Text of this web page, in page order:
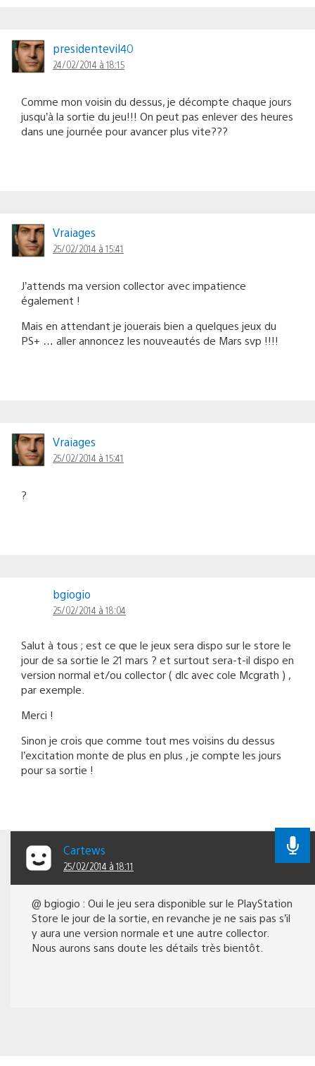
presidentevil40
24/02/2014 à 18:15
Comme mon voisin du dessus, je décompte chaque jours
jusqu’à la sortie du jeu!!! On peut pas enlever des heures
dans une journée pour avancer plus vite???
Vraiages
25/02/2014 à 15:41
J’attends ma version collector avec impatience
également !
Mais en attendant je jouerais bien a quelques jeux du
PS+ … aller annoncez les nouveautés de Mars svp !!!!
Vraiages
25/02/2014 à 15:41
?
bgiogio
25/02/2014 à 18:04
Salut à tous ; est ce que le jeux sera dispo sur le store le
jour de sa sortie le 21 mars ? et surtout sera-t-il dispo en
version normal et/ou collector ( dlc avec cole Mcgrath ) ,
par exemple.
Merci !
Sinon je crois que comme tout mes voisins du dessus
l’excitation monte de plus en plus , je compte les jours
pour sa sortie !
Cartews
25/02/2014 à 18:11
@ bgiogio : Oui le jeu sera disponible sur le PlayStation
Store le jour de la sortie, en revanche je ne sais pas s’il
y aura une version normale et une autre collector.
Nous aurons sans doute les détails très bientôt.